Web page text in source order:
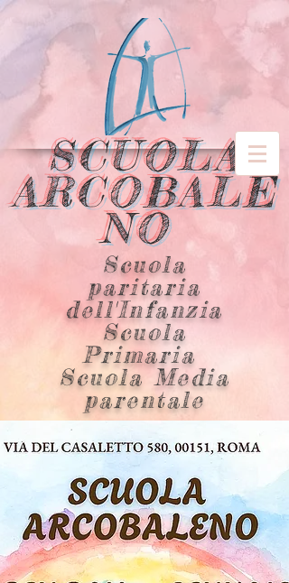
SCUOLA
ARCOBALE
NO
Scuola
paritaria
dell'Infanzia
Scuola
Primaria
Scuola Media
parentale